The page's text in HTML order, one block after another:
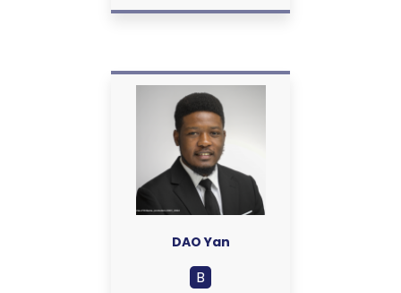
DAO Yan
B